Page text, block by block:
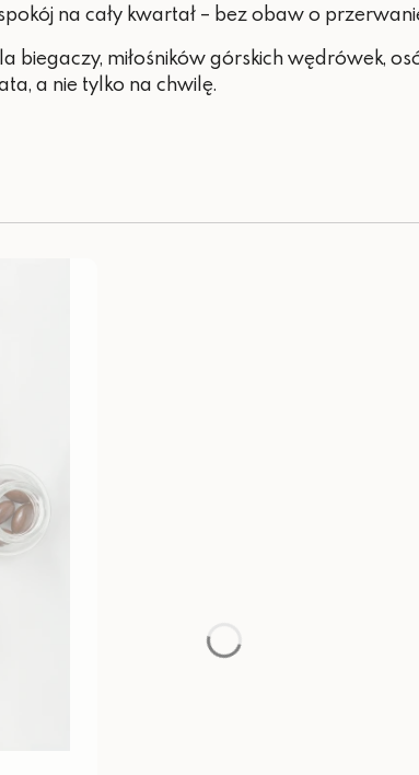
na cały kwartał – bez obaw o
biegaczy, miłośników górskich wędrówek,
a nie tylko na chwilę.